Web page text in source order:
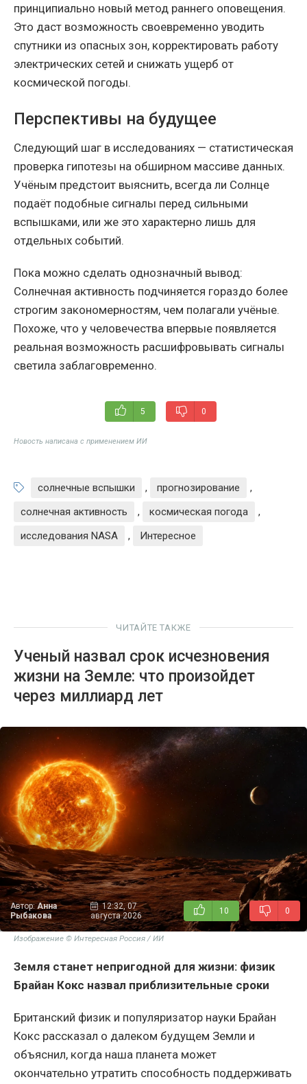
принципиально новый метод раннего оповещения.
Это даст возможность своевременно уводить
спутники из опасных зон, корректировать работу
электрических сетей и снижать ущерб от
космической погоды.
Перспективы на будущее
Следующий шаг в исследованиях — статистическая
проверка гипотезы на обширном массиве данных.
Учёным предстоит выяснить, всегда ли Солнце
подаёт подобные сигналы перед сильными
вспышками, или же это характерно лишь для
отдельных событий.
Пока можно сделать однозначный вывод:
Солнечная активность подчиняется гораздо более
строгим закономерностям, чем полагали учёные.
Похоже, что у человечества впервые появляется
реальная возможность расшифровывать сигналы
светила заблаговременно.
5 0
Новость написана с применением ИИ
солнечные вспышки , прогнозирование
,
солнечная активность
, космическая погода
,
исследования NASA
, Интересное
ЧИТАЙТЕ ТАКЖЕ
Ученый назвал срок исчезновения
жизни на Земле: что произойдет
через миллиард лет
Автор:Анна
Рыбакова
12:32, 07
августа 2026
10 0
Изображение © Интересная Россия / ИИ
Земля станет непригодной для жизни: физик
Брайан Кокс назвал приблизительные сроки
Британский физик и популяризатор науки Брайан
Кокс рассказал о далеком будущем Земли и
объяснил, когда наша планета может
окончательно утратить способность поддерживать